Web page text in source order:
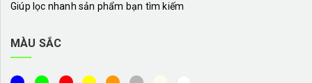
Giúp lọc nhanh sản phẩm bạn tìm kiếm
MÀU SẮC